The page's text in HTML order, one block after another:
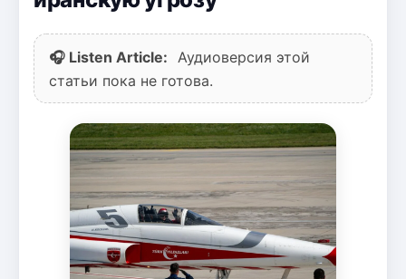
🎧 Listen Article:
Аудиоверсия этой
статьи пока не готова.